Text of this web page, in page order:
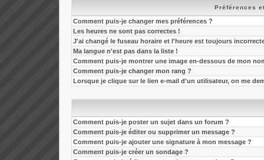
Préférences
Comment puis-je changer mes préférences ?
Les heures ne sont pas correctes !
J'ai changé le fuseau horaire et l'heure est toujours
Ma langue n'est pas dans la liste !
Comment puis-je montrer une image en-dessous de mon
Comment puis-je changer mon rang ?
Lorsque je clique sur le lien e-mail d'un utilisateur, on me
Comment puis-je poster un sujet dans un forum ?
Comment puis-je éditer ou supprimer un message ?
Comment puis-je ajouter une signature à mon message ?
Comment puis-je créer un sondage ?